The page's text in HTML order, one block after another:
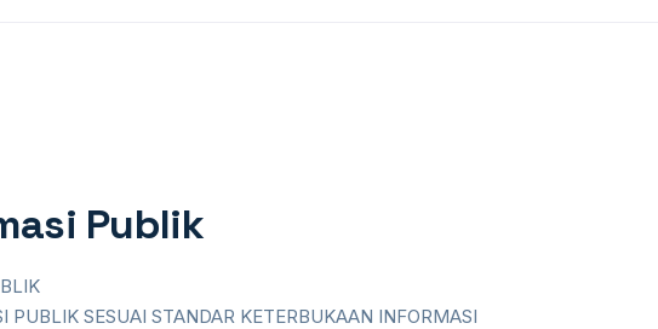
Publik
SESUAI STANDAR KETERBUKAAN INFORMASI